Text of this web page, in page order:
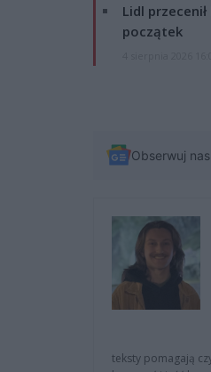
Lidl
początek
Obserwuj
teksty pomagają